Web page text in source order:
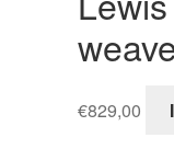
€829,00